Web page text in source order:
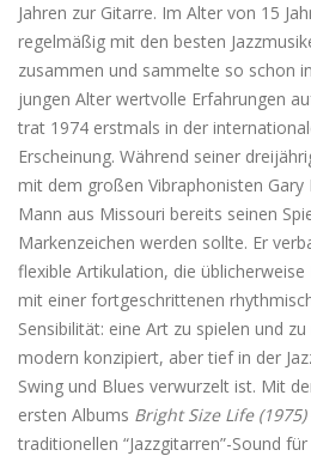
Jahren zur Gitarre. Im Alter von 15
regelmäßig mit den besten
zusammen und sammelte so schon
jungen Alter wertvolle Erfahrungen
trat 1974 erstmals in der
Erscheinung. Während seiner
mit dem großen Vibraphonisten
Mann aus Missouri bereits seinen
Markenzeichen werden sollte. Er
flexible Artikulation, die
mit einer fortgeschrittenen
Sensibilität: eine Art zu spielen und
modern konzipiert, aber tief in der
Swing und Blues verwurzelt ist. Mit
ersten Albums Bright Size Life (1975)
traditionellen “Jazzgitarren”-Sound